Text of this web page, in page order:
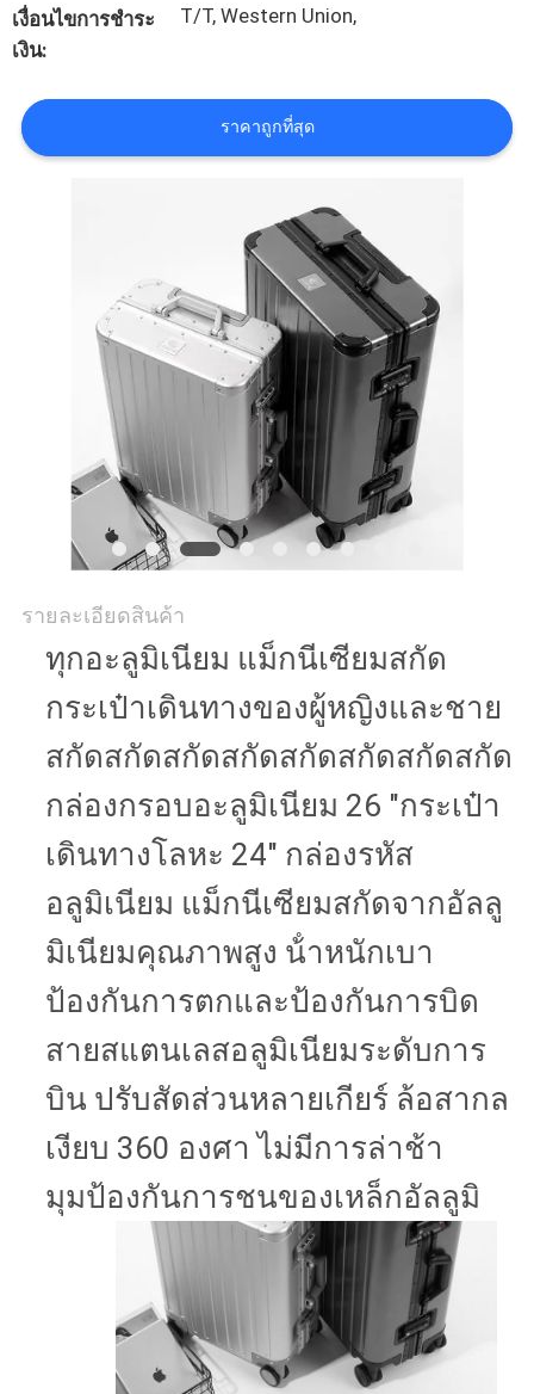
คุณภาพ
แผนผัง
เว็บไซต์
เงื่อนไขการชำระ
เงิน:
T/T, Western Union,
ราคาถูกที่สุด
รายละเอียดสินค้า
ทุกอะลูมิเนียม แม็กนีเซียมสกัด
กระเป๋าเดินทางของผู้หญิงและชาย
สกัดสกัดสกัดสกัดสกัดสกัดสกัดสกัด
กล่องกรอบอะลูมิเนียม 26 "กระเป๋า
เดินทางโลหะ 24" กล่องรหัส
อลูมิเนียม แม็กนีเซียมสกัดจากอัลลู
มิเนียมคุณภาพสูง น้ําหนักเบา
ป้องกันการตกและป้องกันการบิด
สายสแตนเลสอลูมิเนียมระดับการ
บิน ปรับสัดส่วนหลายเกียร์ ล้อสากล
เงียบ 360 องศา ไม่มีการล่าช้า
มุมป้องกันการชนของเหล็กอัลลูมิ